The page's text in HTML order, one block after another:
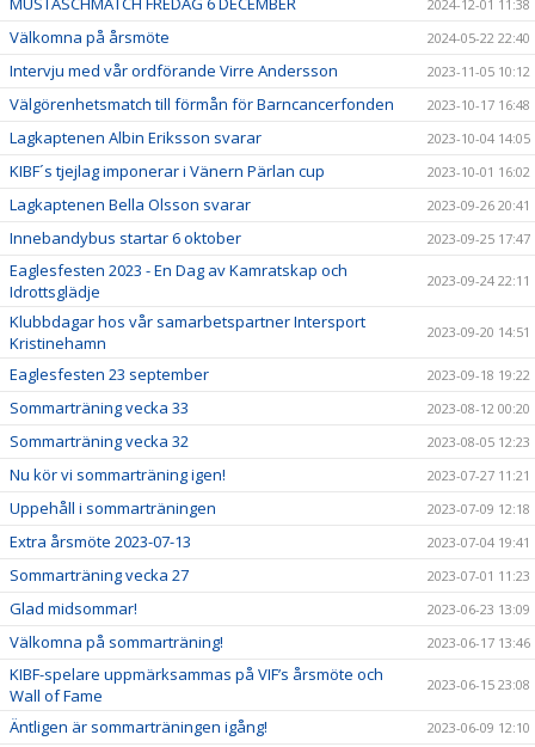
2024-12-01 11:38
Välkomna på årsmöte 2024-05-22 22:40
Intervju med vår ordförande Virre Andersson 2023-11-05 10:12
Välgörenhetsmatch till förmån för Barncancerfonden 2023-10-17 16:48
Lagkaptenen Albin Eriksson svarar 2023-10-04 14:05
KIBF´s tjejlag imponerar i Vänern Pärlan cup 2023-10-01 16:02
Lagkaptenen Bella Olsson svarar 2023-09-26 20:41
Innebandybus startar 6 oktober 2023-09-25 17:47
Eaglesfesten 2023 - En Dag av Kamratskap och
Idrottsglädje
2023-09-24 22:11
Klubbdagar hos vår samarbetspartner Intersport
Kristinehamn
2023-09-20 14:51
Eaglesfesten 23 september 2023-09-18 19:22
Sommarträning vecka 33 2023-08-12 00:20
Sommarträning vecka 32 2023-08-05 12:23
Nu kör vi sommarträning igen! 2023-07-27 11:21
Uppehåll i sommarträningen 2023-07-09 12:18
Extra årsmöte 2023-07-13 2023-07-04 19:41
Sommarträning vecka 27 2023-07-01 11:23
Glad midsommar! 2023-06-23 13:09
Välkomna på sommarträning! 2023-06-17 13:46
KIBF-spelare uppmärksammas på VIF’s årsmöte och
Wall of Fame
2023-06-15 23:08
Äntligen är sommarträningen igång! 2023-06-09 12:10